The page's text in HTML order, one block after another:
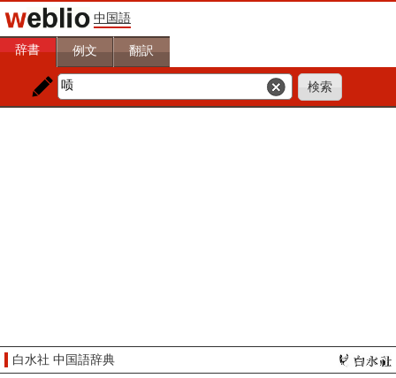
中国語
辞書 例文 翻訳
白水社 中国語辞典